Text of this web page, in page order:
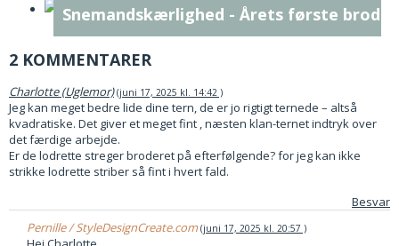
Snemandskærlighed - Årets første
2 KOMMENTARER
Charlotte (Uglemor) juni 17, 2025 kl. 14:42
Jeg kan meget bedre lide dine tern, de er jo rigtigt ternede – altså
kvadratiske. Det giver et meget fint , næsten klan-ternet indtryk over
det færdige arbejde.
Er de lodrette streger broderet på efterfølgende? for jeg kan ikke
strikke lodrette striber så fint i hvert fald.
Besvar
Pernille / StyleDesignCreate.com juni 17, 2025 kl. 20:57